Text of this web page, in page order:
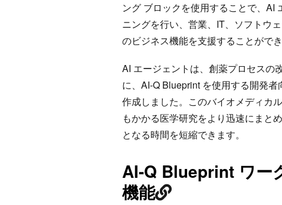
ング ブロックを使用することで、AI
ニングを行い、営業、IT、ソフトウ
のビジネス機能を支援することができ
AI エージェントは、創薬プロセスの
に、AI-Q Blueprint を使用する開発者
作成しました。このバイオメディカ
もかかる医学研究をより迅速にまと
となる時間を短縮できます。
AI-Q Blueprint ワー
機能